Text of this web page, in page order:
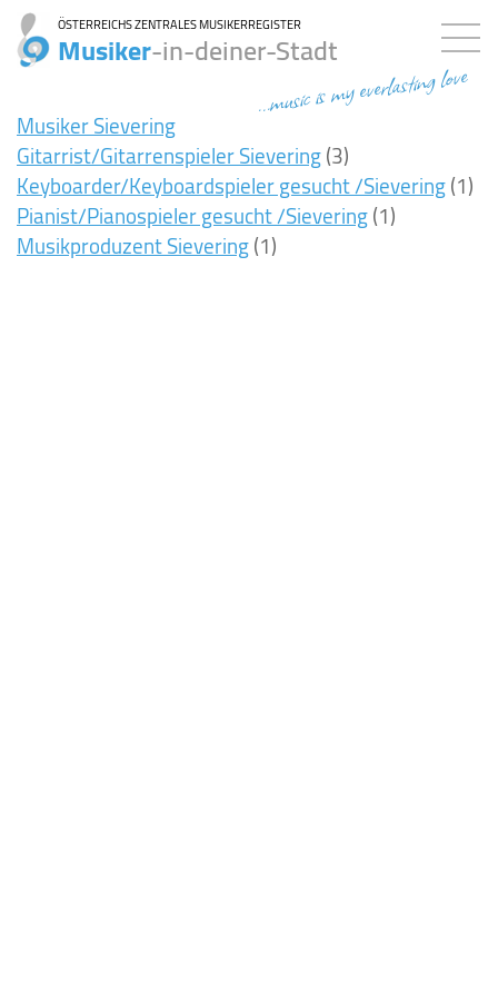
ÖSTERREICHS ZENTRALES MUSIKERREGISTER
Musiker-in-deiner-Stadt
...music is my everlasting love
Musiker Sievering
Gitarrist/Gitarrenspieler Sievering(3)
Keyboarder/Keyboardspieler gesucht /Sievering(1)
Pianist/Pianospieler gesucht /Sievering(1)
Musikproduzent Sievering(1)